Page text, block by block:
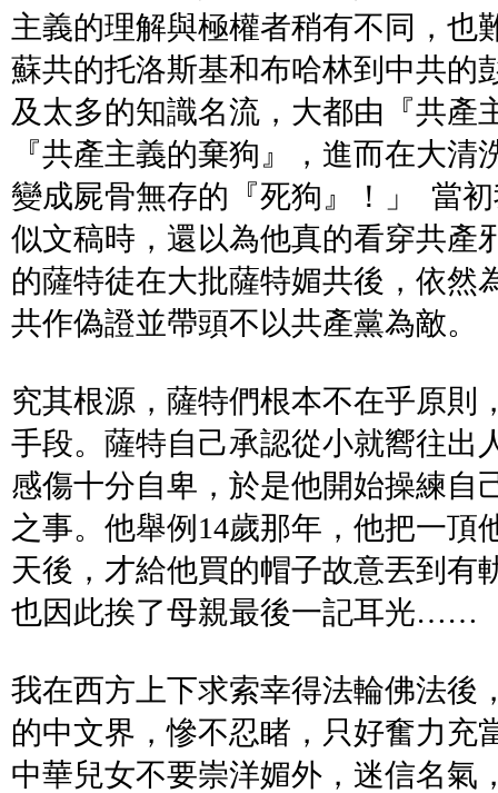
主義的理解與極權者稍有不同，也
蘇共的托洛斯基和布哈林到中共的
及太多的知識名流，大都由『共產
『共產主義的棄狗』，進而在大清
變成屍骨無存的『死狗』！」
當
似文稿時，還以為他真的看穿共產
的薩特徒在大批薩特媚共後，依然
共作偽證並帶頭不以共產黨為敵。
究其根源，薩特們根本不在乎原則
手段。薩特自己承認從小就嚮往出
感傷十分自卑，於是他開始操練自
之事。他舉例14歲那年，他把一頂
天後，才給他買的帽子故意丟到有
也因此挨了母親最後一記耳光……
我在西方上下求索幸得法輪佛法後
的中文界，慘不忍睹，只好奮力充
中華兒女不要崇洋媚外，迷信名氣